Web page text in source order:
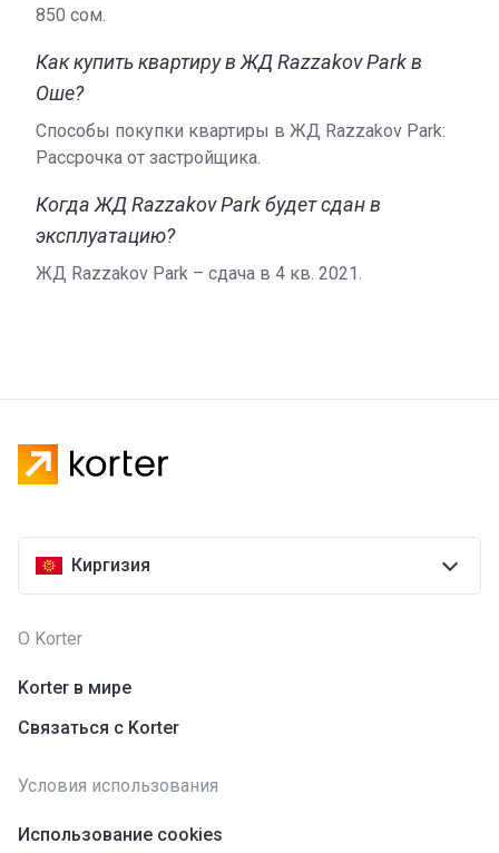
850 сом.
Как купить квартиру в ЖД Razzakov Park в
Оше?
Способы покупки квартиры в ЖД Razzakov Park:
Рассрочка от застройщика.
Когда ЖД Razzakov Park будет сдан в
эксплуатацию?
ЖД Razzakov Park – сдача в 4 кв. 2021.
Киргизия
О Korter
Korter в мире
Связаться с Korter
Условия использования
Использование cookies